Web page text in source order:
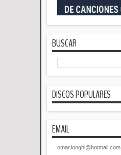
BUSCAR
DISCOS POPULARES
EMAIL
omar.longhi@hotmail.com